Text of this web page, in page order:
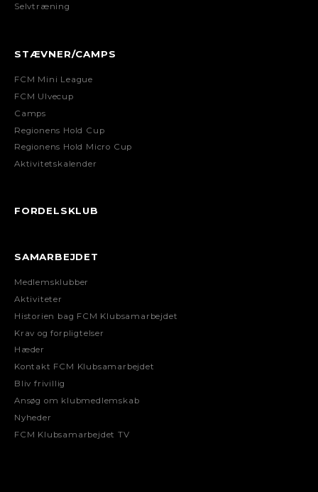
Selvtræning
STÆVNER/CAMPS
FCM Mini League
FCM Ulvecup
Camps
Regionens Hold Cup
Regionens Hold Micro Cup
Aktivitetskalender
FORDELSKLUB
SAMARBEJDET
Medlemsklubber
Aktiviteter
Historien bag FCM Klubsamarbejdet
Krav og forpligtelser
Hæder
Kontakt FCM Klubsamarbejdet
Bliv frivillig
Ansøg om klubmedlemskab
Nyheder
FCM Klubsamarbejdet TV